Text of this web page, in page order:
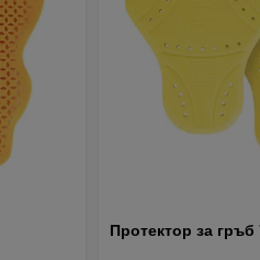
Протектор за